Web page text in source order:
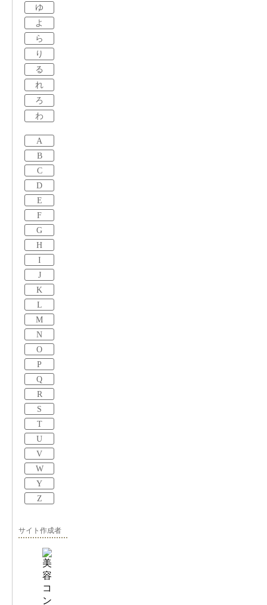
ゆ
よ
ら
り
る
れ
ろ
わ
A
B
C
D
E
F
G
H
I
J
K
L
M
N
O
P
Q
R
S
T
U
V
W
Y
Z
サイト作成者